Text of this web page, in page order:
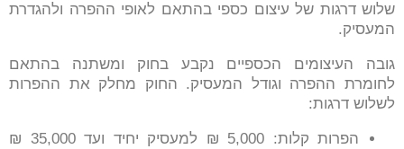
שלוש דרגות של עיצום כספי בהתאם לאופי ההפרה ולהגדרת
המעסיק.
גובה העיצומים הכספיים נקבע בחוק ומשתנה בהתאם
לחומרת ההפרה וגודל המעסיק. החוק מחלק את ההפרות
לשלוש דרגות:
הפרות קלות: 5,000 ₪ למעסיק יחיד ועד 35,000 ₪